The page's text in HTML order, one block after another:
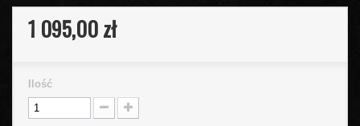
1 095,00 zł
Ilość